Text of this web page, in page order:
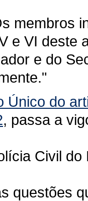
membros
e VI deste
e do
Único do
, passa a
Civil
questões